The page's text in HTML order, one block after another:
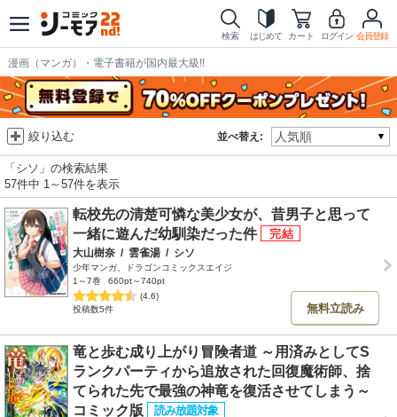
検索 はじめて カート ログイン 会員登録
漫画（マンガ）・電子書籍が国内最大級!!
並べ替え:
絞り込む
「シソ」の検索結果
57件中 1～57件を表示
転校先の清楚可憐な美少女が、昔男子と思って
一緒に遊んだ幼馴染だった件
大山樹奈 / 雲雀湯 / シソ
少年マンガ、ドラゴンコミックスエイジ
1～7巻
660pt～740pt
(4.6)
投稿数5件
無料立読み
竜と歩む成り上がり冒険者道 ～用済みとしてS
ランクパーティから追放された回復魔術師、捨
てられた先で最強の神竜を復活させてしまう～
コミック版